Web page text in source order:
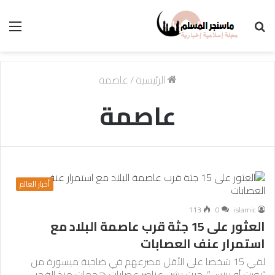
الرئيسية/عاصمة
عاصمة
أخبار العالم
islamic
0
113
العثور على 15 جثة قرب عاصمة البلاد مع
استمرار عنف العصابات
لقي 15 شخصا على الأقل مصرعهم في ضاحية ميسورة من